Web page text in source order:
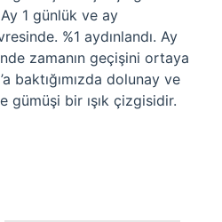
1 günlük ve ay
%1 aydınlandı. Ay
zamanın geçişini ortaya
baktığımızda dolunay ve
gümüşi bir ışık çizgisidir.